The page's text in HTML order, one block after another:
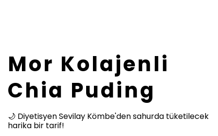
Mor Kolajenli
Chia Puding
🌙 Diyetisyen Sevilay Kömbe'den sahurda tüketilecek
harika bir tarif!